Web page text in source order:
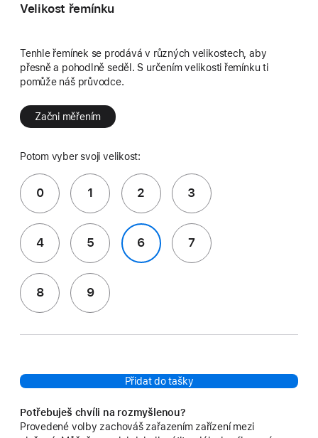
Velikost řemínku
Tenhle řemínek se prodává v různých velikostech, aby
přesně a pohodlně seděl. S určením velikosti řemínku ti
pomůže náš průvodce.
Začni měřením
Potom vyber svoji velikost:
0 1 2 3
4 5 6 7
8 9
Přidat do tašky
Potřebuješ chvíli na rozmyšlenou?
Provedené volby zachováš zařazením zařízení mezi